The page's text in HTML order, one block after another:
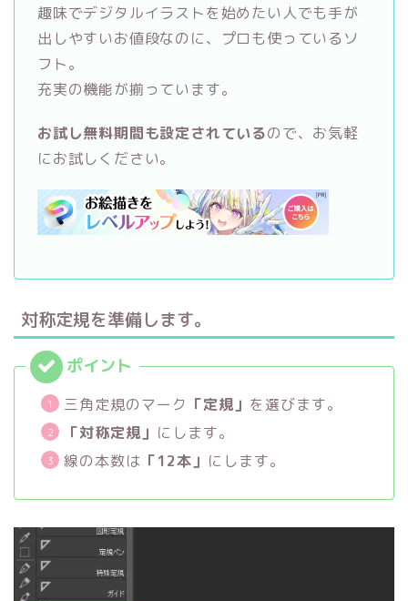
趣味でデジタルイラストを始めたい人でも手が
出しやすいお値段なのに、プロも使っているソ
フト。
充実の機能が揃っています。
お試し無料期間も設定されているので、お気軽
にお試しください。
対称定規を準備します。
三角定規のマーク 「定規」 を選びます。
「対称定規」 にします。
線の本数は 「12本」 にします。